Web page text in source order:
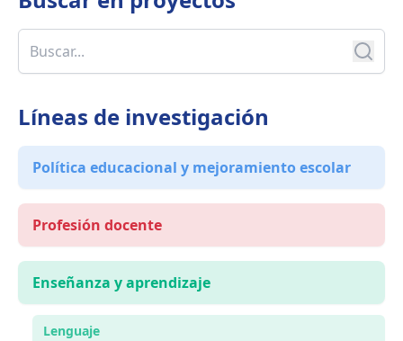
Líneas de investigación
Política educacional y mejoramiento escolar
Profesión docente
Enseñanza y aprendizaje
Lenguaje